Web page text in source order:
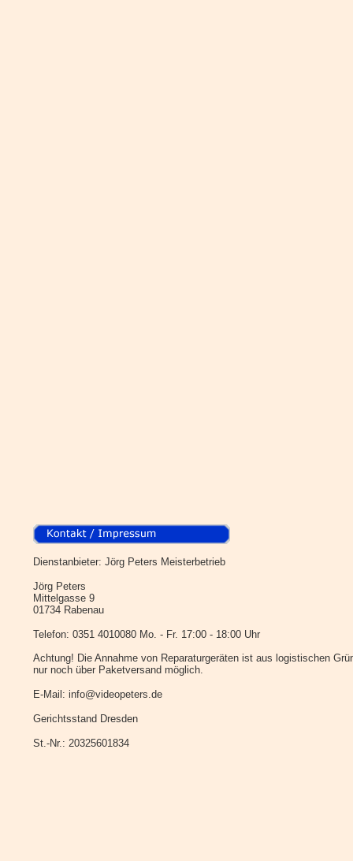
Dienstanbieter: Jörg Peters Meisterbetrieb
Jörg Peters
Mittelgasse 9
01734 Rabenau
Telefon: 0351 4010080 Mo. - Fr. 17:00 - 18:00 Uhr
Achtung! Die Annahme von Reparaturgeräten ist aus logistischen
nur noch über Paketversand möglich.
E-Mail: info@videopeters.de
Gerichtsstand Dresden
St.-Nr.: 20325601834